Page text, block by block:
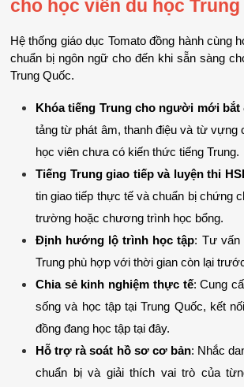
cho học viên du học
Hệ thống giáo dục Tomato đồng hành cùng
chuẩn bị ngôn ngữ cho đến khi sẵn sàng
Trung Quốc.
Khóa tiếng Trung cho người mới bắt
tảng từ phát âm, thanh điệu và từ vựng
học viên chưa có kiến thức tiếng Trung.
Tiếng Trung giao tiếp và luyện thi
tin giao tiếp thực tế và chuẩn bị chứng
trường hoặc chương trình học bổng.
Định hướng lộ trình học tập: Tư vấn
Trung phù hợp với thời gian còn lại
Chia sẻ kinh nghiệm thực tế: Cung
sống và học tập tại Trung Quốc, kết
đồng đang học tập tại đây.
Hỗ trợ rà soát hồ sơ cơ bản: Nhắc
chuẩn bị và giải thích vai trò của